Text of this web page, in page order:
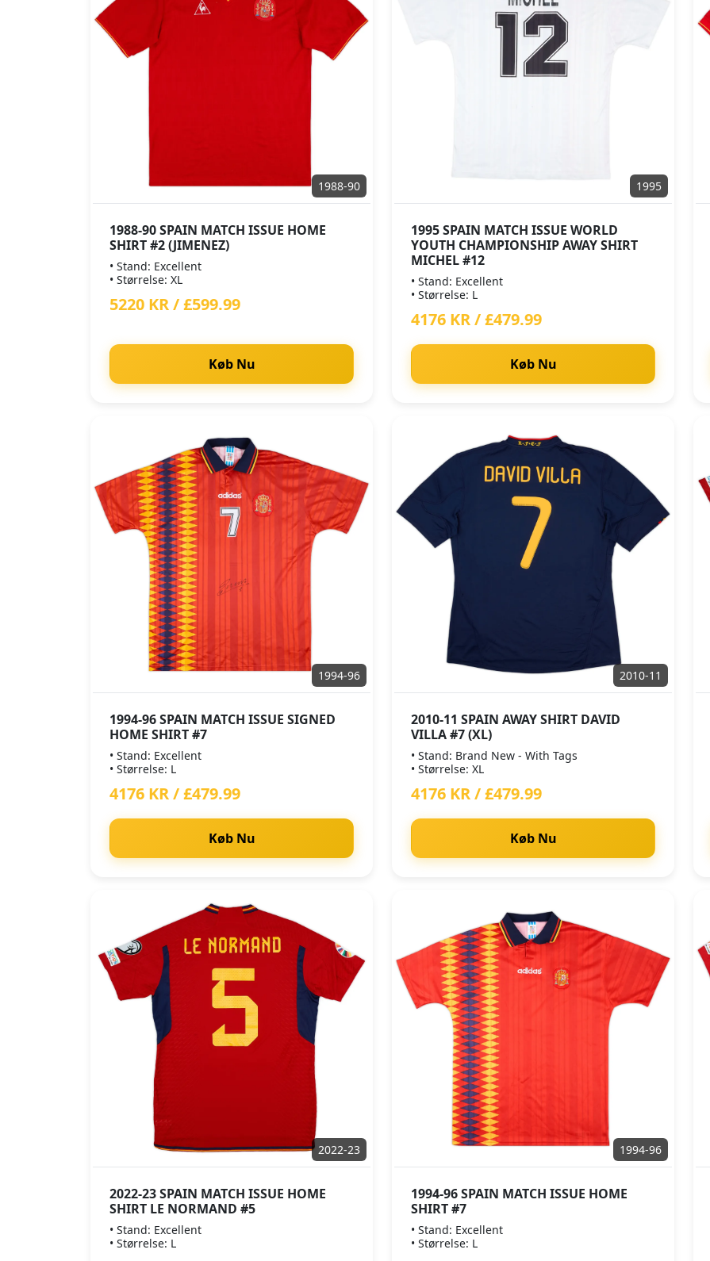
1988-90
1988-90 SPAIN MATCH ISSUE HOME
SHIRT #2 (JIMENEZ)
• Stand: Excellent
• Størrelse: XL
5220 KR / £599.99
Køb Nu
1995
1995 SPAIN MATCH ISSUE WORLD
YOUTH CHAMPIONSHIP AWAY SHIRT
MICHEL #12
• Stand: Excellent
• Størrelse: L
4176 KR / £479.99
Køb Nu
1994-96
1994-96 SPAIN MATCH ISSUE SIGNED
HOME SHIRT #7
• Stand: Excellent
• Størrelse: L
4176 KR / £479.99
Køb Nu
2010-11
2010-11 SPAIN AWAY SHIRT DAVID
VILLA #7 (XL)
• Stand: Brand New - With Tags
• Størrelse: XL
4176 KR / £479.99
Køb Nu
2022-23
2022-23 SPAIN MATCH ISSUE HOME
SHIRT LE NORMAND #5
• Stand: Excellent
• Størrelse: L
1994-96
1994-96 SPAIN MATCH ISSUE HOME
SHIRT #7
• Stand: Excellent
• Størrelse: L